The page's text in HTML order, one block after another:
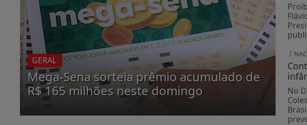
GERAL
Mega-Sena sorteia prêmio acumulado de
R$ 165 milhões neste domingo
No